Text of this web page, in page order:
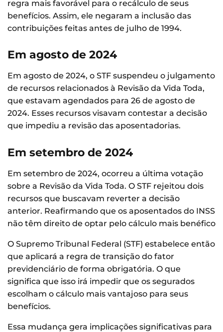
regra mais favorável para o recálculo de seus
benefícios. Assim, ele negaram a inclusão das
contribuições feitas antes de julho de 1994.
Em agosto de 2024
Em agosto de 2024, o STF suspendeu o julgamento
de recursos relacionados à Revisão da Vida Toda,
que estavam agendados para 26 de agosto de
2024. Esses recursos visavam contestar a decisão
que impediu a revisão das aposentadorias.
Em setembro de 2024
Em setembro de 2024, ocorreu a última votação
sobre a Revisão da Vida Toda. O STF rejeitou dois
recursos que buscavam reverter a decisão
anterior. Reafirmando que os aposentados do INSS
não têm direito de optar pelo cálculo mais benéfico
O Supremo Tribunal Federal (STF) estabelece então
que aplicará a regra de transição do fator
previdenciário de forma obrigatória. O que
significa que isso irá impedir que os segurados
escolham o cálculo mais vantajoso para seus
benefícios.
Essa mudança gera implicações significativas para